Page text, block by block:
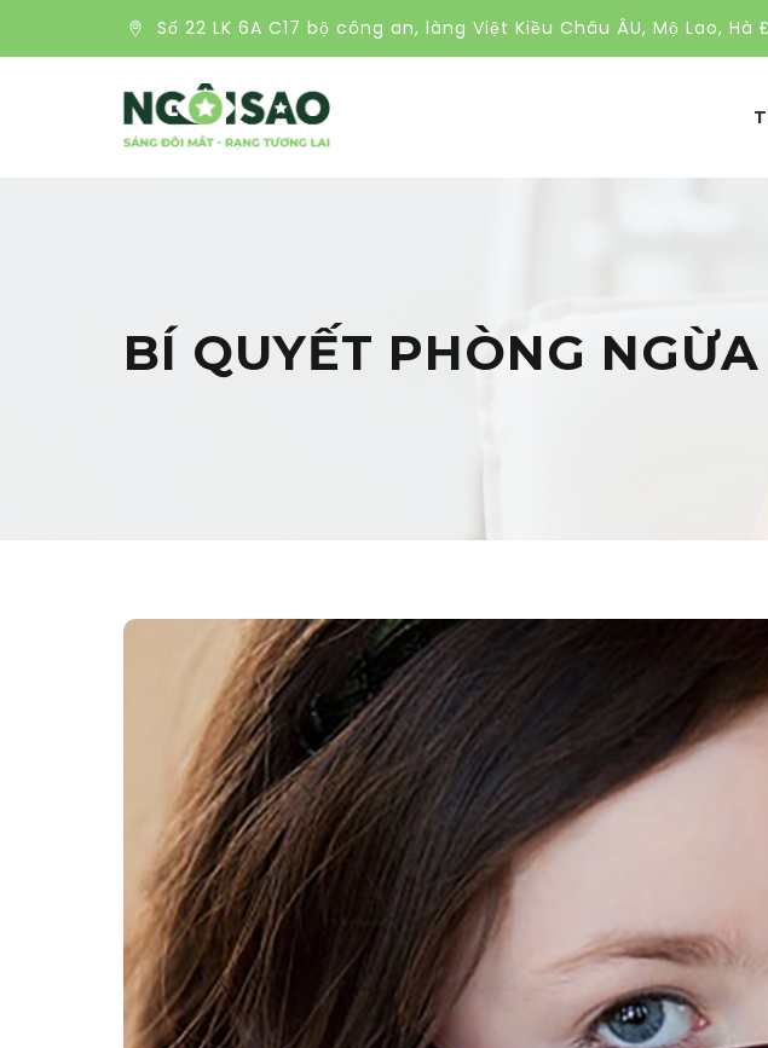
Số 22 LK 6A C17 bộ công an, làng Việt Kiều Châu ÂU, Mộ Lao, Hà
BÍ QUYẾT PHÒNG